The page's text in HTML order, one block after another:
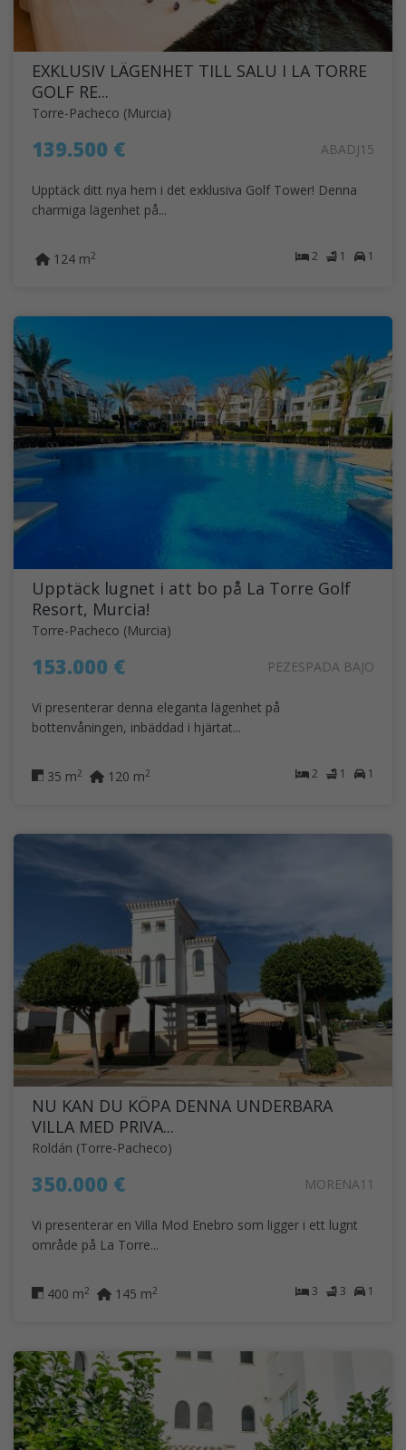
EXKLUSIV LÄGENHET TILL SALU I LA TORRE
GOLF RE...
Torre-Pacheco (Murcia)
139.500 € ABADJ15
Upptäck ditt nya hem i det exklusiva Golf Tower! Denna
charmiga lägenhet på...
2 1 1
124 m2
Upptäck lugnet i att bo på La Torre Golf
Resort, Murcia!
Torre-Pacheco (Murcia)
153.000 € PEZESPADA BAJO
Vi presenterar denna eleganta lägenhet på
bottenvåningen, inbäddad i hjärtat...
2 1 1
35 m2 120 m2
NU KAN DU KÖPA DENNA UNDERBARA
VILLA MED PRIVA...
Roldán (Torre-Pacheco)
350.000 € MORENA11
Vi presenterar en Villa Mod Enebro som ligger i ett lugnt
område på La Torre...
3 3 1
400 m2 145 m2